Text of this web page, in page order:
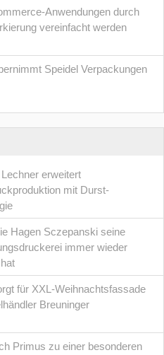
Anwendungen durch
vereinfacht werden
Speidel Verpackungen
erweitert
mit Durst-
Hagen Sczepanski seine
immer wieder
für XXL-Weihnachtsfassade
Breuninger
Primus zu einer besonderen